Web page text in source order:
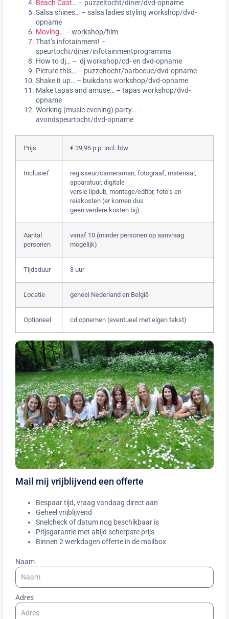
Beach Cast… – puzzeltocht/diner/dvd-opname
Salsa shines… – salsa ladies styling workshop/dvd-
opname
Moving… – workshop/film
That’s infotainment! –
speurtocht/diner/infotainmentprogramma
How to dj… – dj workshop/cd- en dvd-opname
Picture this… – puzzeltocht/barbecue/dvd-opname
Shake it up… – buikdans workshop/dvd-opname
Make tapas and amuse… – tapas workshop/dvd-
opname
Working (music evening) party… –
avondspeurtocht/dvd-opname
Prijs € 39,95 p.p. incl. btw
Inclusief
regisseur/cameraman, fotograaf, materiaal,
apparatuur, digitale
versie lipdub, montage/editor, foto’s en
reiskosten (er komen dus
geen verdere kosten bij)
Aantal
personen
vanaf 10 (minder personen op aanvraag
mogelijk)
Tijdsduur 3 uur
Locatie geheel Nederland en België
Optioneel cd opnemen (eventueel met eigen tekst)
Mail mij vrijblijvend een offerte
Bespaar tijd, vraag vandaag direct aan
Geheel vrijblijvend
Snelcheck of datum nog beschikbaar is
Prijsgarantie met altijd scherpste prijs
Binnen 2 werkdagen offerte in de mailbox
Naam
Adres